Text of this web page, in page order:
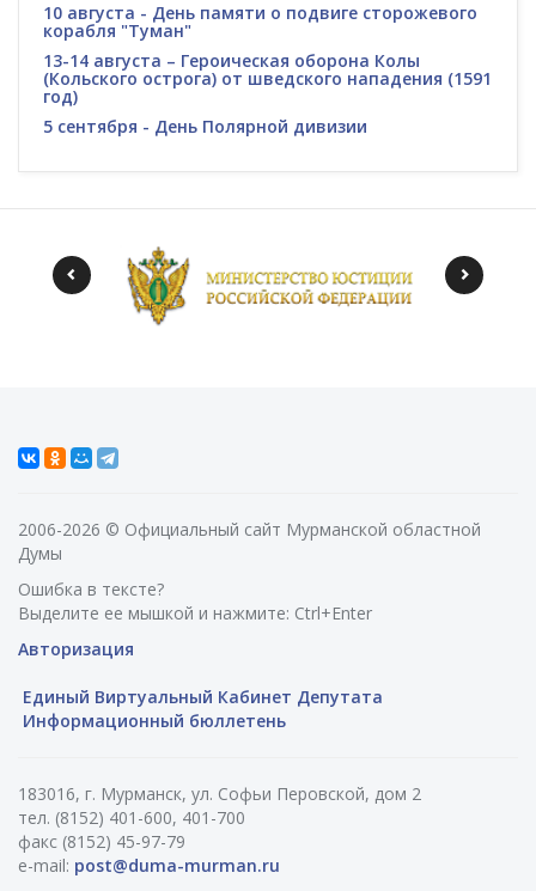
10 августа - День памяти о подвиге сторожевого
корабля "Туман"
13-14 августа – Героическая оборона Колы
(Кольского острога) от шведского нападения (1591
год)
5 сентября - День Полярной дивизии
2006-2026 © Официальный сайт Мурманской областной
Думы
Ошибка в тексте?
Выделите ее мышкой и нажмите: Ctrl+Enter
Авторизация
Единый Виртуальный Кабинет Депутата
Информационный бюллетень
183016, г. Мурманск, ул. Софьи Перовской, дом 2
тел. (8152) 401-600, 401-700
факс (8152) 45-97-79
e-mail: post@duma-murman.ru